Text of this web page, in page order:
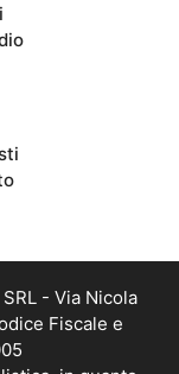
- Via Nicola
Fiscale e